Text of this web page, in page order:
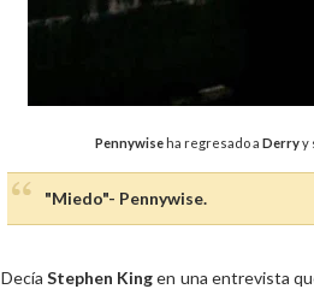
Pennywise ha regresado aDerryy
"Miedo"- Pennywise.
DecíaStephen Kingen una entrevista